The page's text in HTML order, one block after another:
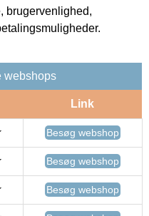
brugervenlighed,
webshops
Link
Besøg webshop
Besøg webshop
Besøg webshop